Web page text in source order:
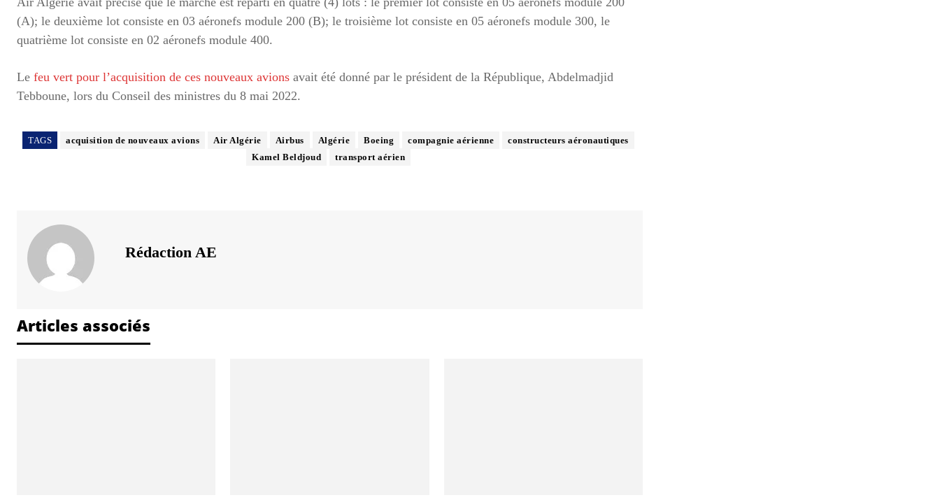
(A); le deuxième lot consiste en 03 aéronefs module 200 (B); le troisième lot consiste en 05 aéronefs module 300, le
quatrième lot consiste en 02 aéronefs module 400.
Le feu vert pour l’acquisition de ces nouveaux avions avait été donné par le président de la République, Abdelmadjid
Tebboune, lors du Conseil des ministres du 8 mai 2022.
TAGS acquisition de nouveaux avions Air Algérie Airbus Algérie Boeing compagnie aérienne
constructeurs aéronautiques
Kamel Beldjoud
transport aérien
Rédaction AE
Articles associés